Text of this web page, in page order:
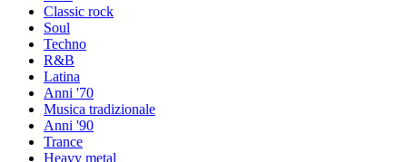
Classic rock
Soul
Techno
R&B
Latina
Anni '70
Musica tradizionale
Anni '90
Trance
Heavy metal